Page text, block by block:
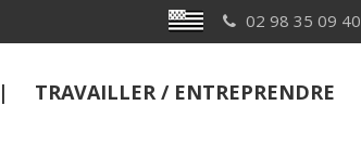
Breton 02 98 35 09 40
TRAVAILLER / ENTREPRENDRE